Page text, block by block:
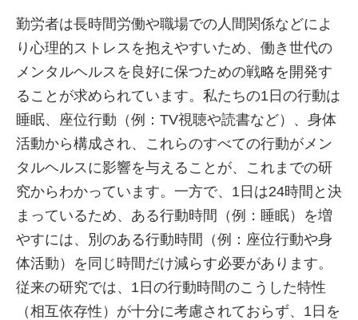
勤労者は長時間労働や職場での人間関係などによ
り心理的ストレスを抱えやすいため、働き世代の
メンタルヘルスを良好に保つための戦略を開発す
ることが求められています。私たちの1日の行動は
睡眠、座位行動（例：TV視聴や読書など）、身体
活動から構成され、これらのすべての行動がメン
タルヘルスに影響を与えることが、これまでの研
究からわかっています。一方で、1日は24時間と決
まっているため、ある行動時間（例：睡眠）を増
やすには、別のある行動時間（例：座位行動や身
体活動）を同じ時間だけ減らす必要があります。
従来の研究では、1日の行動時間のこうした特性
（相互依存性）が十分に考慮されておらず、1日を